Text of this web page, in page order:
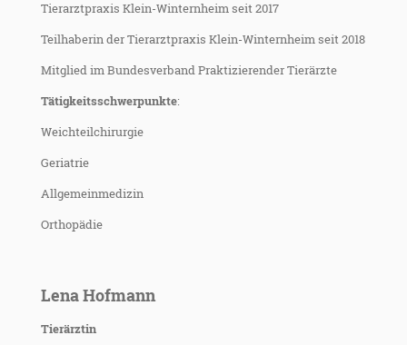
Tierarztpraxis Klein-Winternheim seit 2017
Teilhaberin der Tierarztpraxis Klein-Winternheim seit 2018
Mitglied im Bundesverband Praktizierender Tierärzte
Tätigkeitsschwerpunkte:
Weichteilchirurgie
Geriatrie
Allgemeinmedizin
Orthopädie
Lena Hofmann
Tierärztin